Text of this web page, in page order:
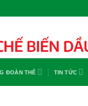
ĐOÀN THỂ TIN TỨC